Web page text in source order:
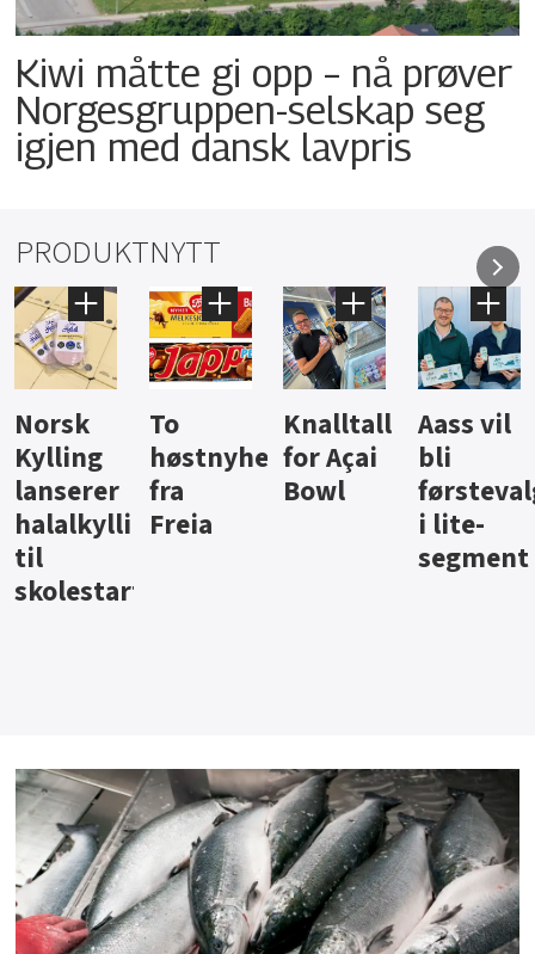
Kiwi måtte gi opp – nå prøver
Norgesgruppen-selskap seg
igjen med dansk lavpris
PRODUKTNYTT
Knalltall
for Açai
Bowl
Aass vil
bli
førstevalg
i lite-
Brus og
jus fra
Berentsen
Hard
iste fra
Hansa